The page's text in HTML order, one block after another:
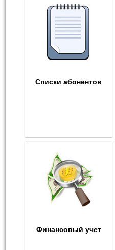
Списки абонентов
Финансовый учет